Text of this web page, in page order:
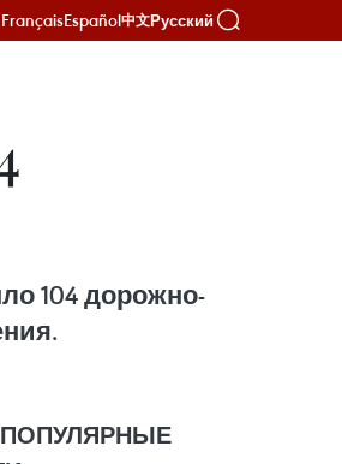
FrançaisEspañol中文Русский
104 дорожно-